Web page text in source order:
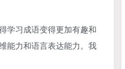
学习成语变得更加有趣和
能力和语言表达能力。我